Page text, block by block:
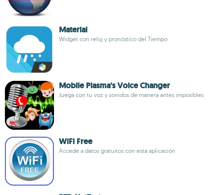
Material
Widget con reloj y pronóstico del Tiempo
Mobile Plasma's Voice Changer
Juega con tu voz y sonidos de manera antes imposibles
WiFi Free
Accede a datos gratuitos con esta aplicación